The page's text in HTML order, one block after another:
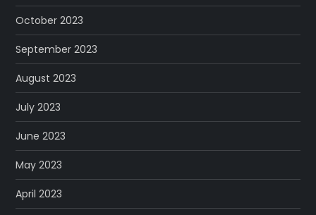
October 2023
September 2023
August 2023
July 2023
June 2023
May 2023
April 2023